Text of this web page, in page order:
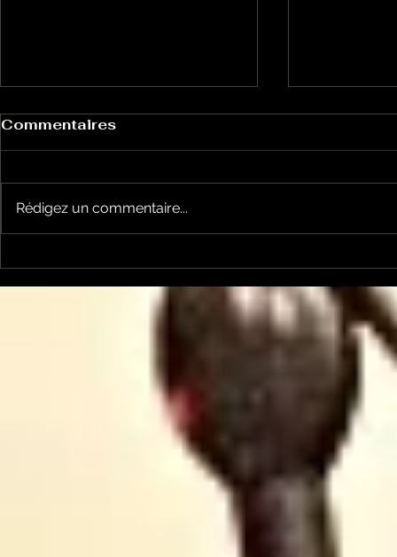
passe entre nous: la
sécurité sous les lignes
électriques avec
passe
l'ALEDA
Commentaires
Rédigez un commentaire...